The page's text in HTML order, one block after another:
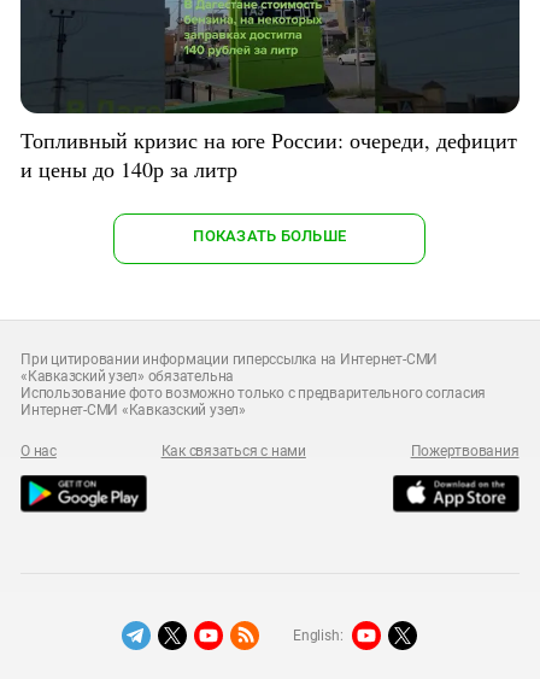
Топливный кризис на юге России: очереди, дефицит
и цены до 140р за литр
ПОКАЗАТЬ БОЛЬШЕ
При цитировании информации гиперссылка на Интернет-СМИ
«Кавказский узел» обязательна
Использование фото возможно только с предварительного согласия
Интернет-СМИ «Кавказский узел»
О нас Как связаться с нами Пожертвования
English: